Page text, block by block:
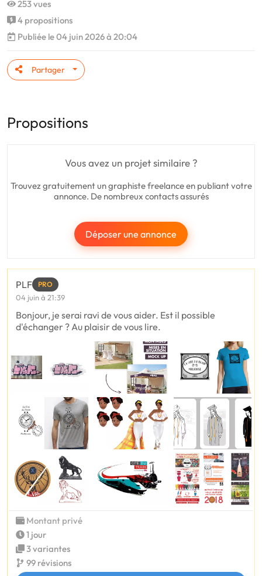
253 vues
4 propositions
Publiée le 04 juin 2026 à 20:04
Partager
Propositions
Vous avez un projet similaire ?
Trouvez gratuitement un graphiste freelance en publiant votre
annonce. De nombreux contacts assurés
Déposer une annonce
PLF PRO
04 juin à 21:39
Bonjour, je serai ravi de vous aider. Est il possible
d'échanger ? Au plaisir de vous lire.
Montant privé
1 jour
3 variantes
99 révisions